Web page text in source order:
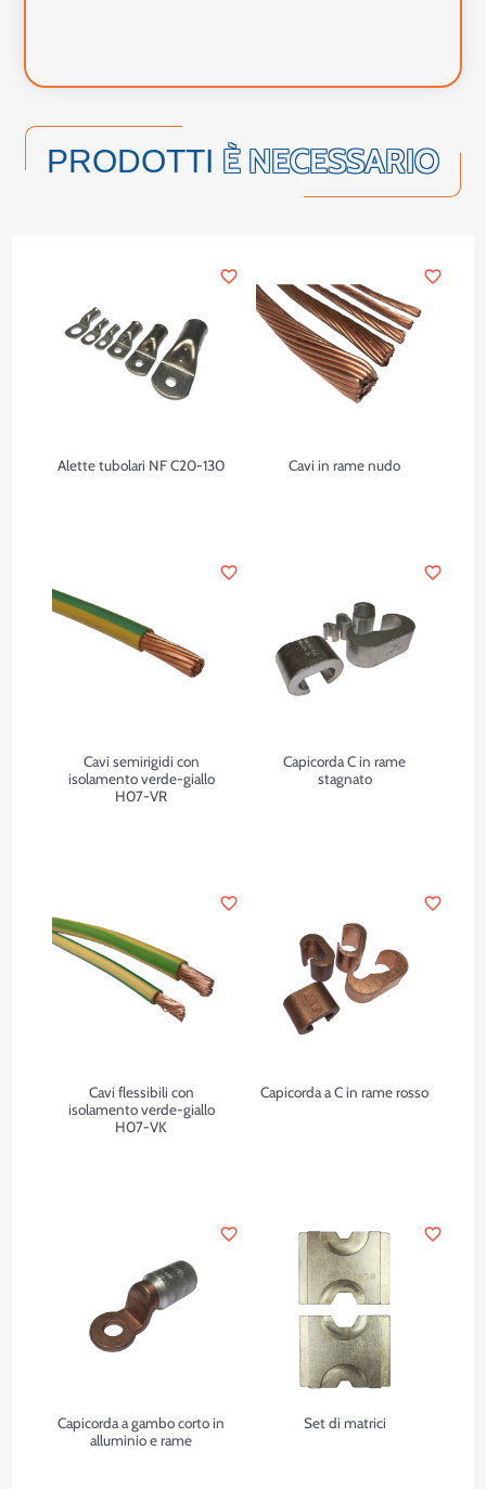
PRODOTTI È NECESSARIO
Alette tubolari NF C20-130
favorite_border
Cavi in rame nudo
favorite_border
Cavi semirigidi con
isolamento verde-giallo
H07-VR
favorite_border
Capicorda C in rame
stagnato
favorite_border
Cavi flessibili con
isolamento verde-giallo
H07-VK
favorite_border
Capicorda a C in rame rosso
favorite_border
Capicorda a gambo corto in
alluminio e rame
favorite_border
Set di matrici
favorite_border